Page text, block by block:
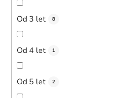
Od 3 let 8
Od 4 let 1
Od 5 let 2